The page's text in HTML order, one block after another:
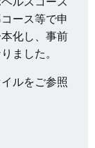
ース等で申
化し、事前
ました。
ルをご参照